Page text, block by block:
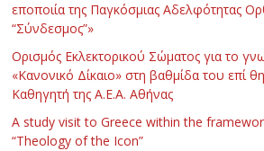
εποποιία της Παγκόσμιας Αδελφότητας
“Σύνδεσμος”»
Ορισμός Εκλεκτορικού Σώματος για το
«Κανονικό Δίκαιο» στη βαθμίδα του επί
Καθηγητή της Α.Ε.Α. Αθήνας
Α study visit to Greece within the
“Theology of the Icon”